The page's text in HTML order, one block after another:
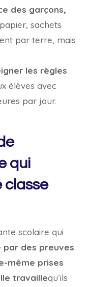
des garçons,
sachets
par terre, mais
les règles
élèves avec
par jour.
qui
classe
scolaire qui
par des preuves
même prises
travaillequ’ils